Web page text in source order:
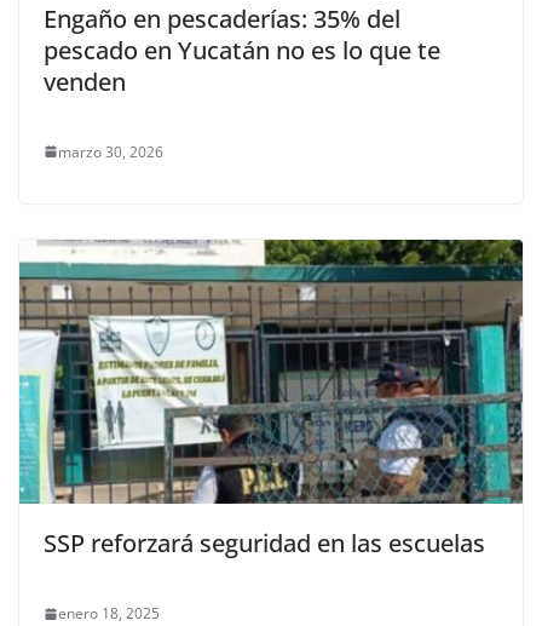
Engaño en pescaderías: 35% del
pescado en Yucatán no es lo que te
venden
marzo 30, 2026
SSP reforzará seguridad en las escuelas
enero 18, 2025